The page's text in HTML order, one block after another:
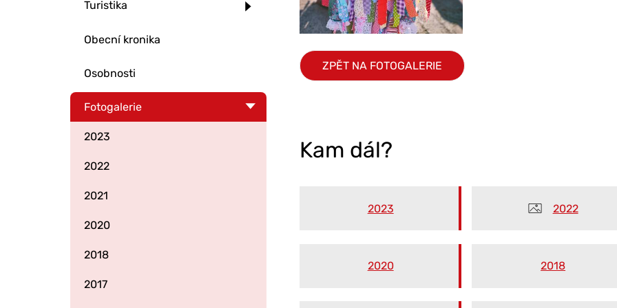
ZPĚT NA FOTOGALERIE
Kam dál?
2023 2022
2020 2018
Turistika
Obecní kronika
Osobnosti
Fotogalerie
2023
2022
2021
2020
2018
2017